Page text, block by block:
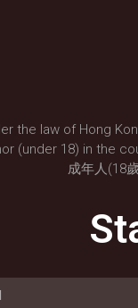
the law of Hong
(under 18) in the
成年人(18